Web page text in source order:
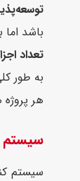
باشد
تعداد
به طور
هر
سیستم